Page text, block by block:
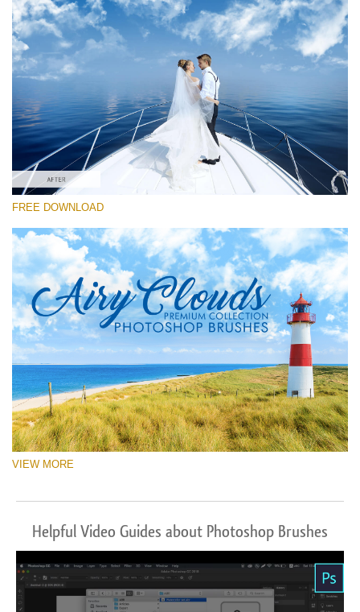
Airy Clouds
(52 Ps Brushes)
Free download
FREE DOWNLOAD
VIEW MORE
Helpful Video Guides about Photoshop Brushes